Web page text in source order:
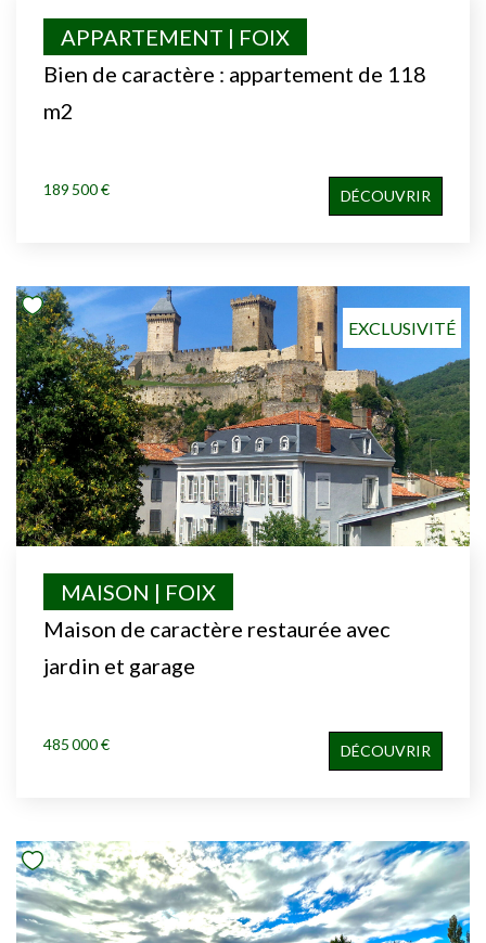
Bien de caractère : appartement de 118
m2
APPARTEMENT | FOIX
189 500 € DÉCOUVRIR
EXCLUSIVITÉ
Maison de caractère restaurée avec
jardin et garage
MAISON | FOIX
485 000 € DÉCOUVRIR